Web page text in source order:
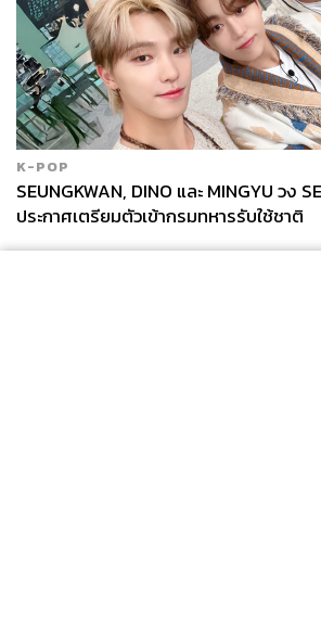
K-POP
SEUNGKWAN, DINO และ MINGYU วง
ประกาศเตรียมตัวเข้ากรมทหารรับใช้ชาติ